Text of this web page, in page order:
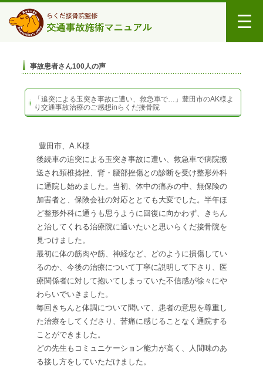
事故患者さん100人の声
「追突による玉突き事故に遭い、救急車で…」豊田市のAK様よ
り交通事故治療のご感想inらくだ接骨院
豊田市、 A.K様
後続車の追突による玉突き事故に遭い、救急車で病院搬
送され頚椎捻挫、背・腰部挫傷との診断を受け整形外科
に通院し始めました。当初、体中の痛みの中、無保険の
加害者と、保険会社の対応ととても大変でした。半年ほ
ど整形外科に通うも思うように回復に向かわず、きちん
と治してくれる治療院に通いたいと思いらくだ接骨院を
見つけました。
最初に体の筋肉や筋、神経など、どのように損傷してい
るのか、今後の治療について丁寧に説明して下さり、医
療関係者に対して抱いてしまっていた不信感が徐々にや
わらいでいきました。
毎回きちんと体調について聞いて、患者の意思を尊重し
た治療をしてくださり、苦痛に感じることなく通院する
ことができました。
どの先生もコミュニケーション能力が高く、人間味のあ
る接し方をしていただけました。